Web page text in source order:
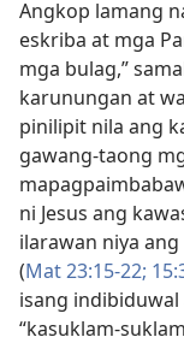
Angkop lamang
eskriba at mga
mga bulag,”
karunungan at
pinilipit nila ang
gawang-taong
ni Jesus ang
ilarawan niya
(Mat 23:15-22;
isang
“kasuklam-